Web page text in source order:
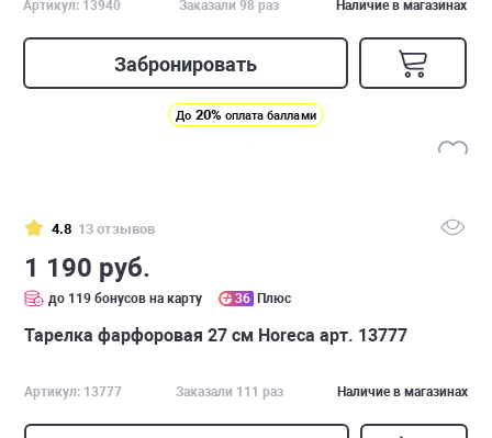
Артикул: 13940 Заказали 98 раз Наличие в магазинах
Забронировать
До 20% оплата баллами
4.8 13 отзывов
1 190 руб.
до 119 бонусов на карту 36 Плюс
Тарелка фарфоровая 27 см Horeca арт. 13777
Артикул: 13777 Заказали 111 раз Наличие в магазинах